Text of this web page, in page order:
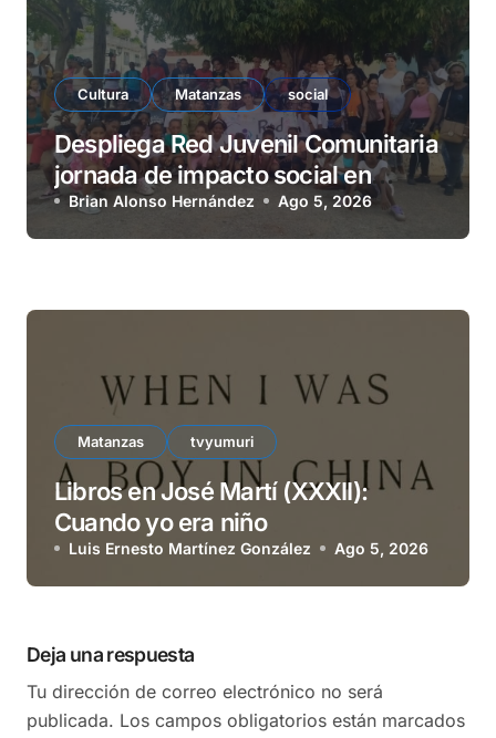
Cultura Matanzas social
Despliega Red Juvenil Comunitaria
jornada de impacto social en
barrio La Marina
Brian Alonso Hernández Ago 5, 2026
Matanzas tvyumuri
Libros en José Martí (XXXII):
Cuando yo era niño
Luis Ernesto Martínez González Ago 5, 2026
Deja una respuesta
Tu dirección de correo electrónico no será
publicada. Los campos obligatorios están marcados